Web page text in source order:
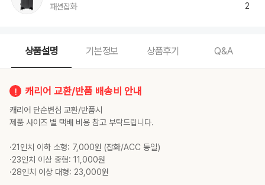
패션잡화 2
상품설명 기본정보 상품후기 Q&A
캐리어 교환/반품 배송비 안내
캐리어 단순변심 교환/반품시
제품 사이즈 별 택배 비용 참고 부탁드립니다.
·21인치 이하 소형: 7,000원 (잡화/ACC 동일)
·23인치 이상 중형: 11,000원
·28인치 이상 대형: 23,000원